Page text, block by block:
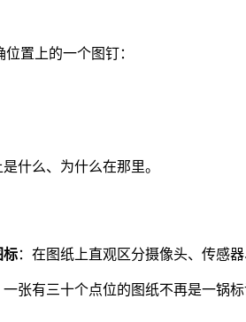
置上的一个图钉：
什么、为什么在那里。
标：在图纸上直观区分摄像头、传感器
有三十个点位的图纸不再是一锅